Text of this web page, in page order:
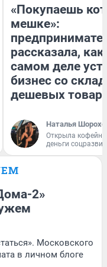
«Покупаешь
мешке»:
рассказала, как
самом деле
бизнес со
дешевых
Наталья
Открыла
деньги
2»
Московского
в личном блоге